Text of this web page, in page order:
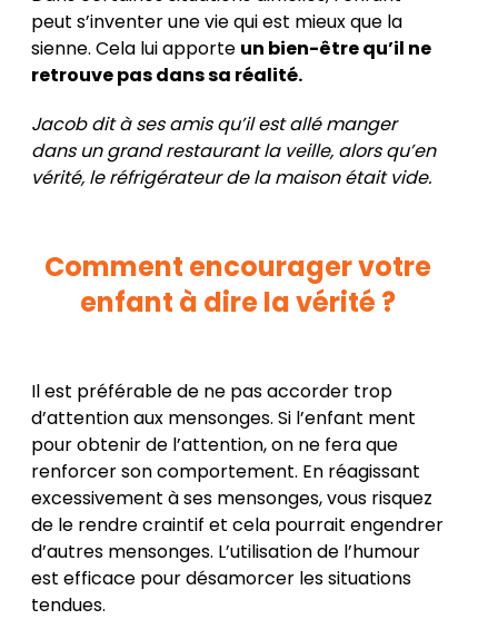
peut s’inventer une vie qui est mieux que la
sienne. Cela lui apporte un bien-être qu’il ne
retrouve pas dans sa réalité.
Jacob dit à ses amis qu’il est allé manger
dans un grand restaurant la veille, alors qu’en
vérité, le réfrigérateur de la maison était vide.
Comment encourager votre
enfant à dire la vérité ?
Il est préférable de ne pas accorder trop
d’attention aux mensonges. Si l’enfant ment
pour obtenir de l’attention, on ne fera que
renforcer son comportement. En réagissant
excessivement à ses mensonges, vous risquez
de le rendre craintif et cela pourrait engendrer
d’autres mensonges. L’utilisation de l’humour
est efficace pour désamorcer les situations
tendues.